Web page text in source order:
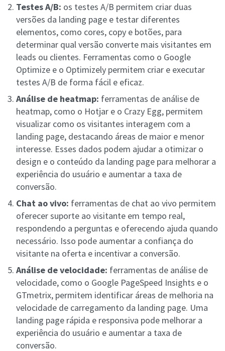
Testes A/B: os testes A/B permitem criar duas
versões da landing page e testar diferentes
elementos, como cores, copy e botões, para
determinar qual versão converte mais visitantes em
leads ou clientes. Ferramentas como o Google
Optimize e o Optimizely permitem criar e executar
testes A/B de forma fácil e eficaz.
Análise de heatmap: ferramentas de análise de
heatmap, como o Hotjar e o Crazy Egg, permitem
visualizar como os visitantes interagem com a
landing page, destacando áreas de maior e menor
interesse. Esses dados podem ajudar a otimizar o
design e o conteúdo da landing page para melhorar a
experiência do usuário e aumentar a taxa de
conversão.
Chat ao vivo: ferramentas de chat ao vivo permitem
oferecer suporte ao visitante em tempo real,
respondendo a perguntas e oferecendo ajuda quando
necessário. Isso pode aumentar a confiança do
visitante na oferta e incentivar a conversão.
Análise de velocidade: ferramentas de análise de
velocidade, como o Google PageSpeed Insights e o
GTmetrix, permitem identificar áreas de melhoria na
velocidade de carregamento da landing page. Uma
landing page rápida e responsiva pode melhorar a
experiência do usuário e aumentar a taxa de
conversão.